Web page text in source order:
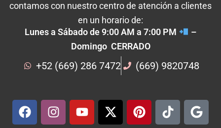
contamos con nuestro centro de atención a clientes
en un horario de:
Lunes a Sábado de 9:00 AM a 7:00 PM
–
Domingo CERRADO
+52 (669) 286 7472 (669) 9820748